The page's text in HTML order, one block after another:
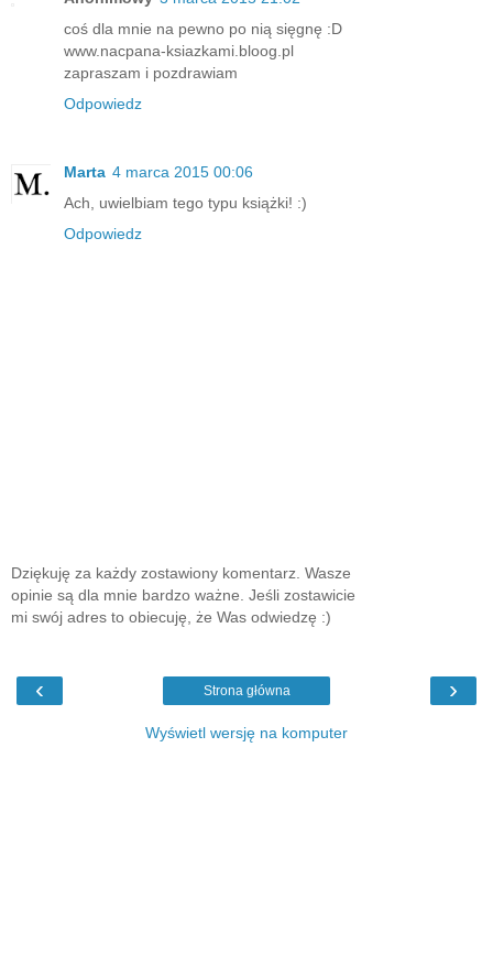
coś dla mnie na pewno po nią sięgnę :D
www.nacpana-ksiazkami.bloog.pl
zapraszam i pozdrawiam
Odpowiedz
Marta 4 marca 2015 00:06
Ach, uwielbiam tego typu książki! :)
Odpowiedz
Dziękuję za każdy zostawiony komentarz. Wasze
opinie są dla mnie bardzo ważne. Jeśli zostawicie
mi swój adres to obiecuję, że Was odwiedzę :)
‹ ›
Strona główna
Wyświetl wersję na komputer